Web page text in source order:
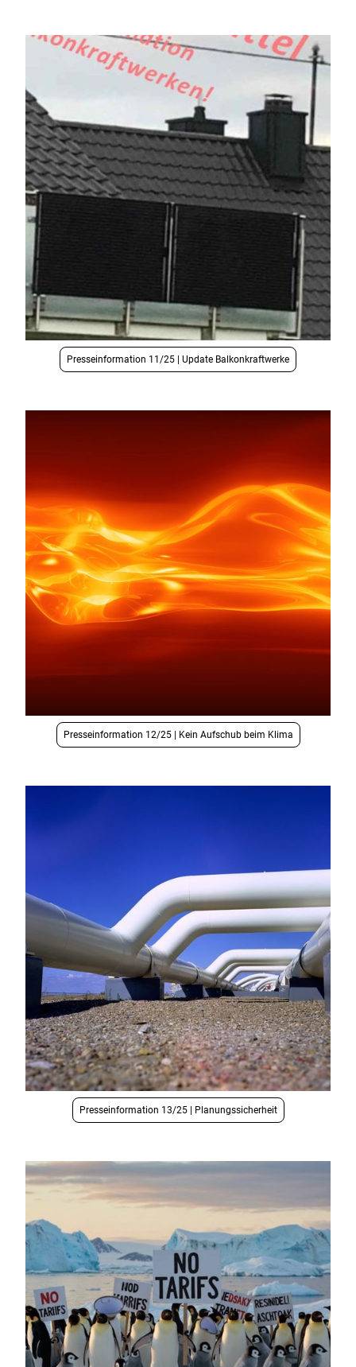
Presseinformation 11/25 | Update Balkonkraftwerke
Presseinformation 12/25 | Kein Aufschub beim Klima
Presseinformation 13/25 | Planungssicherheit